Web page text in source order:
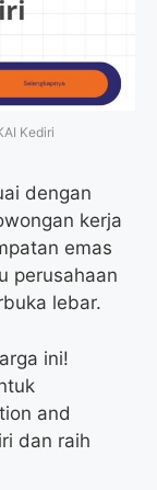
Kediri
dengan
kerja
emas
perusahaan
lebar.
ini!
and
dan raih